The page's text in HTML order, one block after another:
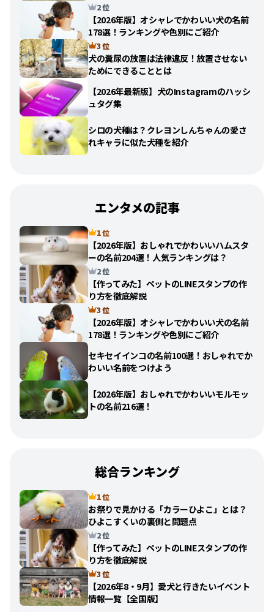
2 位
【2026年版】オシャレでかわいい犬の名前
178選！ランキングや色別にご紹介
3 位
犬の糞尿の放置は法律違反！放置させない
ためにできることとは
【2026年最新版】犬のInstagramのハッシ
ュタグ集
シロの犬種は？クレヨンしんちゃんの愛さ
れキャラに似た犬種を紹介
エンタメの記事
1 位
【2026年版】おしゃれでかわいいハムスタ
ーの名前204選！人気ランキングは？
2 位
【作ってみた】ペットのLINEスタンプの作
り方を徹底解説
3 位
【2026年版】オシャレでかわいい犬の名前
178選！ランキングや色別にご紹介
セキセイインコの名前100選！おしゃれでか
わいい名前をつけよう
【2026年版】おしゃれでかわいいモルモッ
トの名前216選！
総合ランキング
1 位
お祭りで見かける「カラーひよこ」とは？
ひよこすくいの裏側と問題点
2 位
【作ってみた】ペットのLINEスタンプの作
り方を徹底解説
3 位
【2026年8・9月】愛犬と行きたいイベント
情報一覧【全国版】